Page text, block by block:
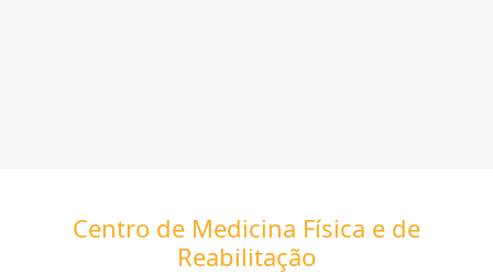
Centro de Medicina Física e de
Reabilitação